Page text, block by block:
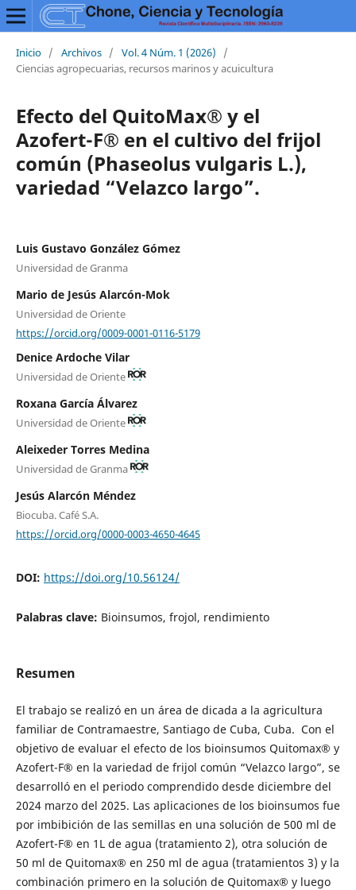
Inicio / Archivos / Vol. 4 Núm. 1 (2026)
/
Ciencias agropecuarias, recursos marinos y acuicultura
Efecto del QuitoMax® y el
Azofert-F® en el cultivo del frijol
común (Phaseolus vulgaris L.),
variedad “Velazco largo”.
Luis Gustavo González Gómez
Universidad de Granma
Mario de Jesús Alarcón-Mok
Universidad de Oriente
https://orcid.org/0009-0001-0116-5179
Denice Ardoche Vilar
Universidad de Oriente
Roxana García Álvarez
Universidad de Oriente
Aleixeder Torres Medina
Universidad de Granma
Jesús Alarcón Méndez
Biocuba. Café S.A.
https://orcid.org/0000-0003-4650-4645
DOI: https://doi.org/10.56124/
Palabras clave: Bioinsumos, frojol, rendimiento
Resumen
El trabajo se realizó en un área de dicada a la agricultura
familiar de Contramaestre, Santiago de Cuba, Cuba. Con el
objetivo de evaluar el efecto de los bioinsumos Quitomax® y
Azofert-F® en la variedad de frijol común “Velazco largo”, se
desarrolló en el periodo comprendido desde diciembre del
2024 marzo del 2025. Las aplicaciones de los bioinsumos fue
por imbibición de las semillas en una solución de 500 ml de
Azofert-F® en 1L de agua (tratamiento 2), otra solución de
50 ml de Quitomax® en 250 ml de agua (tratamientos 3) y la
combinación primero en la solución de Quitomax® y luego